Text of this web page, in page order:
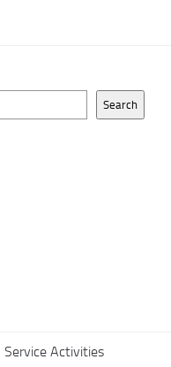
Search
Service Activities